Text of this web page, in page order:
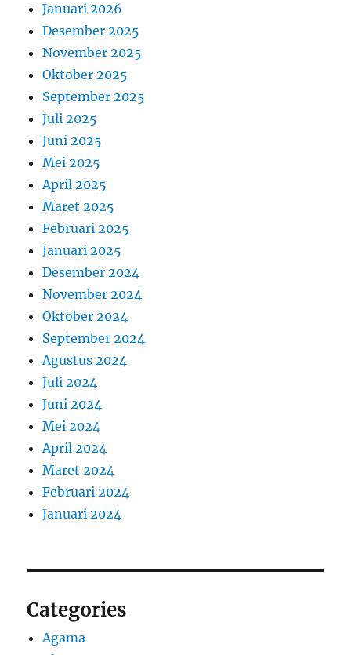
Januari 2026
Desember 2025
November 2025
Oktober 2025
September 2025
Juli 2025
Juni 2025
Mei 2025
April 2025
Maret 2025
Februari 2025
Januari 2025
Desember 2024
November 2024
Oktober 2024
September 2024
Agustus 2024
Juli 2024
Juni 2024
Mei 2024
April 2024
Maret 2024
Februari 2024
Januari 2024
Categories
Agama